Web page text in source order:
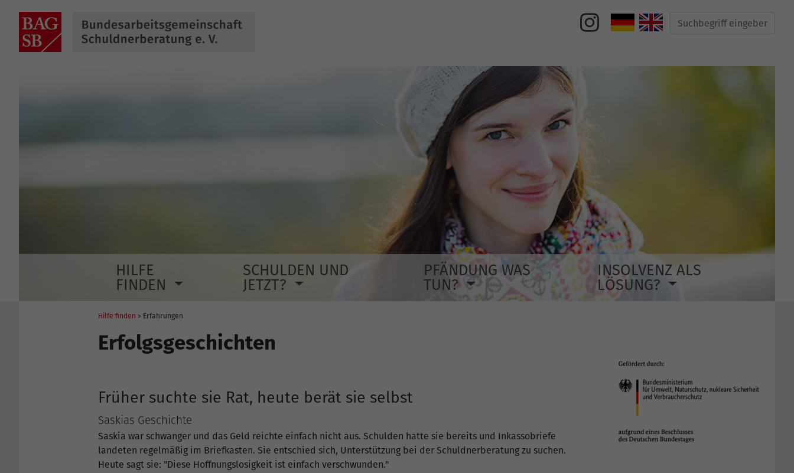
Suche
HILFE
FINDEN
SCHULDEN UND
JETZT?
PFÄNDUNG WAS
TUN?
INSOLVENZ ALS
LÖSUNG?
Hilfe finden > Erfahrungen
Erfolgsgeschichten
Früher suchte sie Rat, heute berät sie selbst
Saskias Geschichte
Saskia war schwanger und das Geld reichte einfach nicht aus. Schulden hatte sie bereits und Inkassobriefe
landeten regelmäßig im Briefkasten. Sie entschied sich, Unterstützung bei der Schuldnerberatung zu suchen.
Heute sagt sie: "Diese Hoffnungslosigkeit ist einfach verschwunden."